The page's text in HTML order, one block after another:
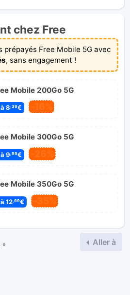
chez Free
prépayés Free Mobile 5G avec
, sans engagement !
Mobile 200Go 5G
8 ,39€ -16%
Mobile 300Go 5G
9 ,99€ -26%
Mobile 350Go 5G
12,99€ -35%
» Aller à